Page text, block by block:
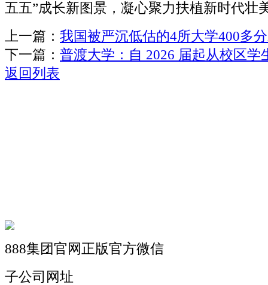
五五”成长新图景，凝心聚力扶植新时代壮
上一篇： 我国被严沉低估的4所大学400多
下一篇： 普渡大学：自 2026 届起从校区学
返回列表
888集团官网正版官方微信
子公司网址